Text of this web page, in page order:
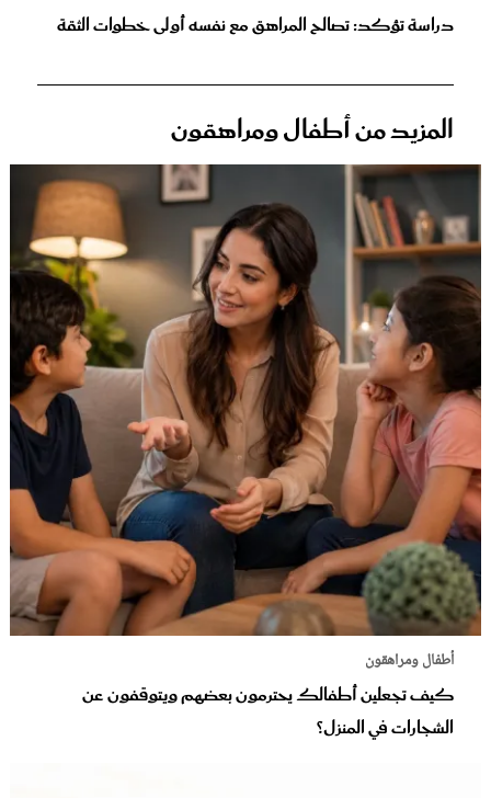
دراسة تؤكد: تصالح المراهق مع نفسه أولى خطوات الثقة
المزيد من أطفال ومراهقون
أطفال ومراهقون
كيف تجعلين أطفالك يحترمون بعضهم ويتوقفون عن
الشجارات في المنزل؟